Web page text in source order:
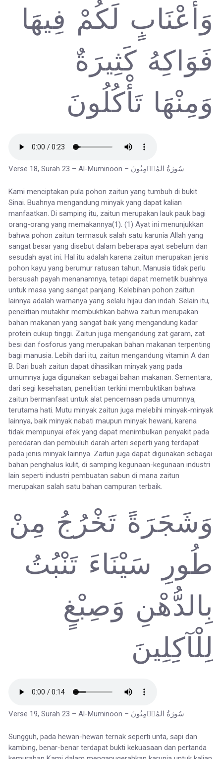
وَأَعْنَابٍ لَكُمْ فِيهَا
فَوَاكِهُ كَثِيرَةٌ
وَمِنْهَا تَأْكُلُونَ
Verse 18, Surah 23 – Al-Muminoon – سُورَةُ المُؤۡمِنُونَ
Kami menciptakan pula pohon zaitun yang tumbuh di bukit
Sinai. Buahnya mengandung minyak yang dapat kalian
manfaatkan. Di samping itu, zaitun merupakan lauk pauk bagi
orang-orang yang memakannya(1). (1) Ayat ini menunjukkan
bahwa pohon zaitun termasuk salah satu karunia Allah yang
sangat besar yang disebut dalam beberapa ayat sebelum dan
sesudah ayat ini. Hal itu adalah karena zaitun merupakan jenis
pohon kayu yang berumur ratusan tahun. Manusia tidak perlu
bersusah payah menanamnya, tetapi dapat memetik buahnya
untuk masa yang sangat panjang. Kelebihan pohon zaitun
lainnya adalah warnanya yang selalu hijau dan indah. Selain itu,
penelitian mutakhir membuktikan bahwa zaitun merupakan
bahan makanan yang sangat baik yang mengandung kadar
protein cukup tinggi. Zaitun juga mengandung zat garam, zat
besi dan fosforus yang merupakan bahan makanan terpenting
bagi manusia. Lebih dari itu, zaitun mengandung vitamin A dan
B. Dari buah zaitun dapat dihasilkan minyak yang pada
umumnya juga digunakan sebagai bahan makanan. Sementara,
dari segi kesehatan, penelitian terkini membuktikan bahwa
zaitun bermanfaat untuk alat pencernaan pada umumnya,
terutama hati. Mutu minyak zaitun juga melebihi minyak-minyak
lainnya, baik minyak nabati maupun minyak hewani, karena
tidak mempunyai efek yang dapat menimbulkan penyakit pada
peredaran dan pembuluh darah arteri seperti yang terdapat
pada jenis minyak lainnya. Zaitun juga dapat digunakan sebagai
bahan penghalus kulit, di samping kegunaan-kegunaan industri
lain seperti industri pembuatan sabun di mana zaitun
merupakan salah satu bahan campuran terbaik.
وَشَجَرَةً تَخْرُجُ مِنْ
طُورِ سَيْنَاءَ تَنْبُتُ
بِالدُّهْنِ وَصِبْغٍ
لِلْآكِلِينَ
Verse 19, Surah 23 – Al-Muminoon – سُورَةُ المُؤۡمِنُونَ
Sungguh, pada hewan-hewan ternak seperti unta, sapi dan
kambing, benar-benar terdapat bukti kekuasaan dan pertanda